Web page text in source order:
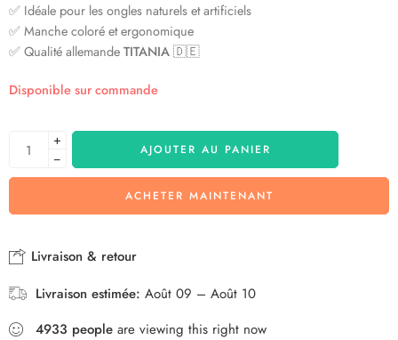
✅ Idéale pour les ongles naturels et artificiels
✅ Manche coloré et ergonomique
✅ Qualité allemandeTITANIA🇩🇪
Disponible sur commande
+
−
AJOUTER AU PANIER
ACHETER MAINTENANT
Livraison & retour
Livraison estimée: Août 09 – Août 10
4933 people are viewing this right now